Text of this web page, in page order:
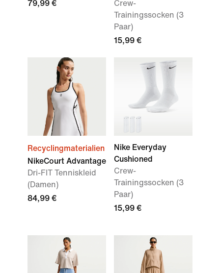
79,99 €
Crew-
Trainingssocken (3
Paar)
15,99 €
Recyclingmaterialien
NikeCourt Advantage
Dri-FIT Tenniskleid
(Damen)
84,99 €
Nike Everyday
Cushioned
Crew-
Trainingssocken (3
Paar)
15,99 €